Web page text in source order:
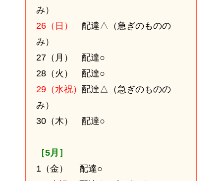
み）
26（日）
配達△（急ぎのものの
み）
27（月） 配達○
28（火） 配達○
29（水祝） 配達△（急ぎのものの
み）
30（木） 配達○
［5月］
1（金） 配達○